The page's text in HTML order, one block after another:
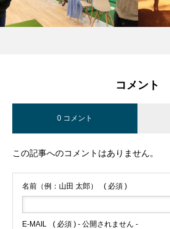
コメント
0 コメント
この記事へのコメントはありません。
名前（例：山田 太郎） ( 必須 )
E-MAIL ( 必須 ) - 公開されません -